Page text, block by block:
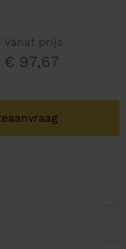
Vanaf prijs
€ 97,67